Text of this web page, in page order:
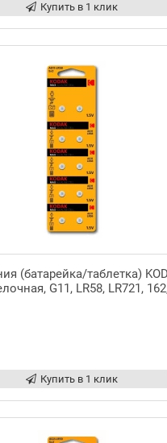
Купить в 1 клик
(батарейка/таблетка)
G11, LR58, LR721,
Купить в 1 клик